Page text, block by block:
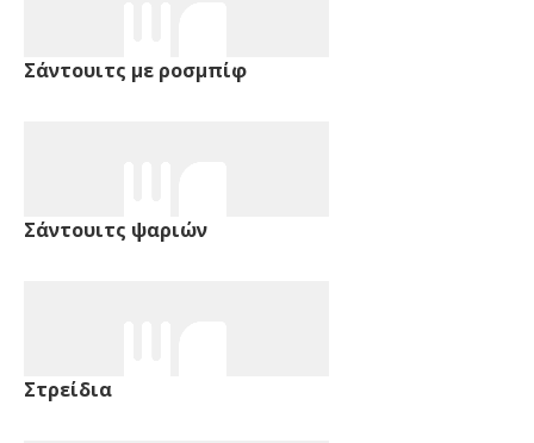
Σάντουιτς με ροσμπίφ
Σάντουιτς ψαριών
Στρείδια